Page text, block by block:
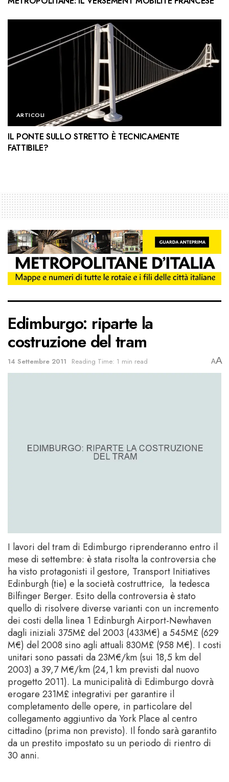
ARTICOLI
IL PONTE SULLO STRETTO È TECNICAMENTE
FATTIBILE?
Edimburgo: riparte la
costruzione del tram
14 Settembre 2011 Reading Time: 1 min read AA
I lavori del tram di Edimburgo riprenderanno entro il
mese di settembre: è stata risolta la controversia che
ha visto protagonisti il gestore, Transport Initiatives
Edinburgh (tie) e la società costruttrice, la tedesca
Bilfinger Berger. Esito della controversia è stato
quello di risolvere diverse varianti con un incremento
dei costi della linea 1 Edinburgh Airport-Newhaven
dagli iniziali 375M£ del 2003 (433M€) a 545M£ (629
M€) del 2008 sino agli attuali 830M£ (958 M€). I costi
unitari sono passati da 23M€/km (sui 18,5 km del
2003) a 39,7 M€/km (24,1 km previsti dal nuovo
progetto 2011). La municipalità di Edimburgo dovrà
erogare 231M£ integrativi per garantire il
completamento delle opere, in particolare del
collegamento aggiuntivo da York Place al centro
cittadino (prima non previsto). Il fondo sarà garantito
da un prestito impostato su un periodo di rientro di
30 anni.